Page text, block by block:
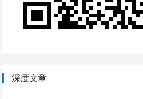
深度文章